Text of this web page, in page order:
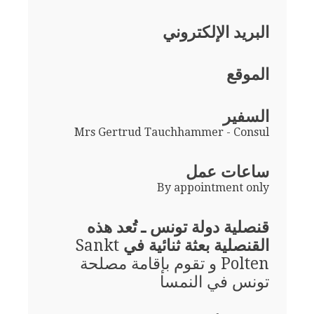
البريد الإلكتروني
الموقع
السفير
Mrs Gertrud Tauchhammer - Consul
ساعات عمل
By appointment only
قنصلية دولة تونس ـ تُعد هذه
القنصلية بعثة ثنائية في Sankt
Polten و تقوم بإقامة مصلحة
تونس في النمسا